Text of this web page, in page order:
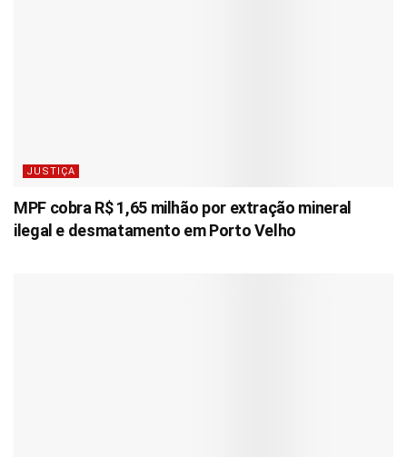
JUSTIÇA
MPF cobra R$ 1,65 milhão por extração mineral
ilegal e desmatamento em Porto Velho